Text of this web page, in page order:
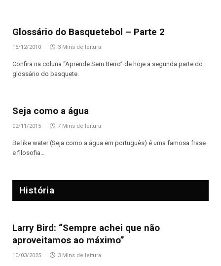
Glossário do Basquetebol – Parte 2
15/12/2010 3 Mins de leitura
Confira na coluna “Aprende Sem Berro” de hoje a segunda parte do
glossário do basquete.
Seja como a água
02/11/2015 7 Mins de leitura
Be like water (Seja como a água em português) é uma famosa frase
e filosofia…
História
Larry Bird: “Sempre achei que não
aproveitamos ao máximo”
10/03/2025 3 Mins de leitura